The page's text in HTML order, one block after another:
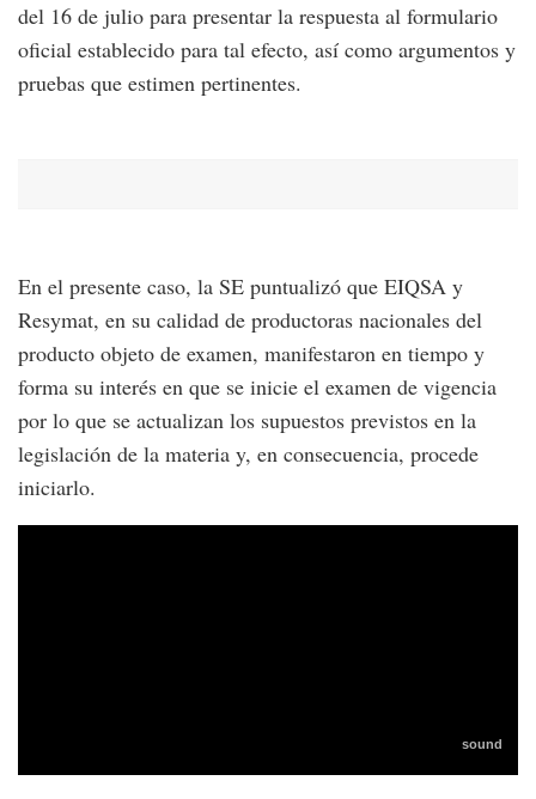
del 16 de julio para presentar la respuesta al formulario
oficial establecido para tal efecto, así como argumentos y
pruebas que estimen pertinentes.
En el presente caso, la SE puntualizó que EIQSA y
Resymat, en su calidad de productoras nacionales del
producto objeto de examen, manifestaron en tiempo y
forma su interés en que se inicie el examen de vigencia
por lo que se actualizan los supuestos previstos en la
legislación de la materia y, en consecuencia, procede
iniciarlo.